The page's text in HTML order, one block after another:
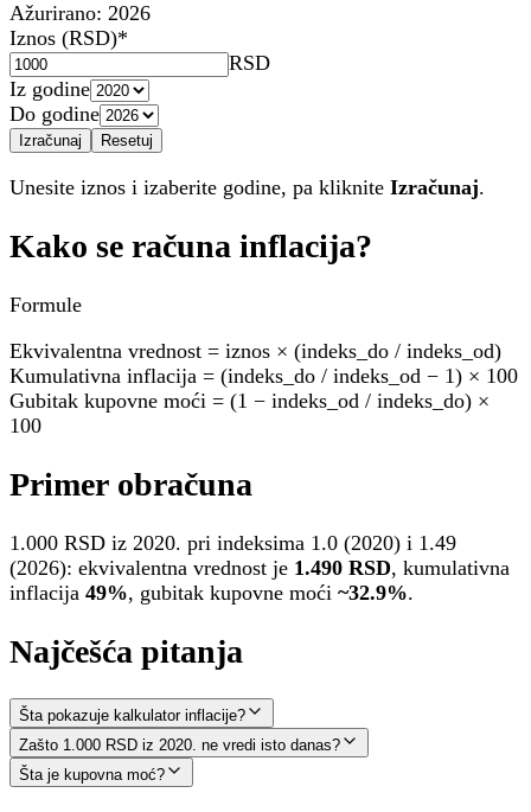
Ažurirano: 2026
Iznos (RSD)*
RSD
Iz godine
Do godine
Izračunaj Resetuj
Unesite iznos i izaberite godine, pa kliknite Izračunaj.
Kako se računa inflacija?
Formule
Ekvivalentna vrednost = iznos × (indeks_do / indeks_od)
Kumulativna inflacija = (indeks_do / indeks_od − 1) × 100
Gubitak kupovne moći = (1 − indeks_od / indeks_do) ×
100
Primer obračuna
1.000 RSD iz 2020. pri indeksima 1.0 (2020) i 1.49
(2026): ekvivalentna vrednost je 1.490 RSD, kumulativna
inflacija 49%, gubitak kupovne moći ~32.9%.
Najčešća pitanja
Šta pokazuje kalkulator inflacije?
Zašto 1.000 RSD iz 2020. ne vredi isto danas?
Šta je kupovna moć?